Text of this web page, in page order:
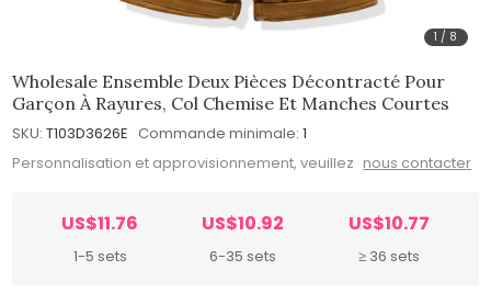
1 / 8
Wholesale Ensemble Deux Pièces Décontracté Pour
Garçon À Rayures, Col Chemise Et Manches Courtes
SKU: T103D3626E Commande minimale: 1
Personnalisation et approvisionnement, veuillez nous contacter
US$11.76
1-5 sets
US$10.92
6-35 sets
US$10.77
≥ 36 sets